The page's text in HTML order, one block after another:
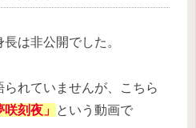
は非公開でした。
れていませんが、こちら
刻夜」 という動画で